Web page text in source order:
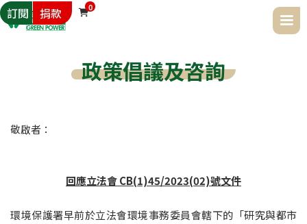
訂閱 捐款 
0
政策倡議及咨詢
敬啟者：
回應立法會 CB(1)45/2023(02)號文件
環境保護署早前於立法會環境事務委員會轄下的「研究與都市